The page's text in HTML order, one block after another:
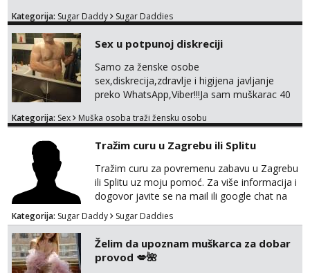
otvorena, komunikativna, zgodna i atraktivna
markodalic37@gmail.com
Kategorija: Sugar Daddy Sugar Daddies
Sex u potpunoj diskreciji
Samo za ženske osobe
sex,diskrecija,zdravlje i higijena javljanje
preko WhatsApp,Viber!!!Ja sam muškarac 40
sve stvar dogovora otvoren za sve
Kategorija: Sex Muška osoba traži žensku osobu
Tražim curu u Zagrebu ili Splitu
Tražim curu za povremenu zabavu u Zagrebu
ili Splitu uz moju pomoć. Za više informacija i
dogovor javite se na mail ili google chat na
oneofakind999111@gmail.com
Kategorija: Sugar Daddy Sugar Daddies
Želim da upoznam muškarca za dobar
provod 💋🌺